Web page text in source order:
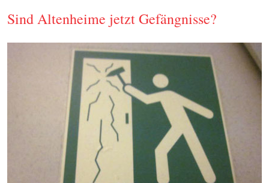
Sind Altenheime jetzt Gefängnisse?